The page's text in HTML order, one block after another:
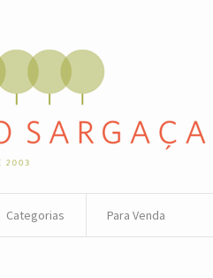
Categorias Para Venda